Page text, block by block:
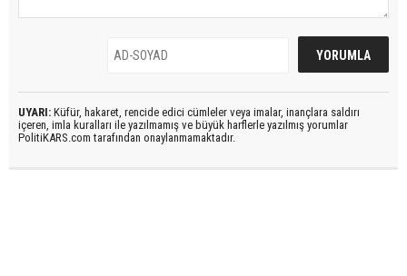
UYARI: Küfür, hakaret, rencide edici cümleler veya imalar, inançlara saldırı
içeren, imla kuralları ile yazılmamış ve büyük harflerle yazılmış yorumlar
PolitiKARS.com tarafından onaylanmamaktadır.